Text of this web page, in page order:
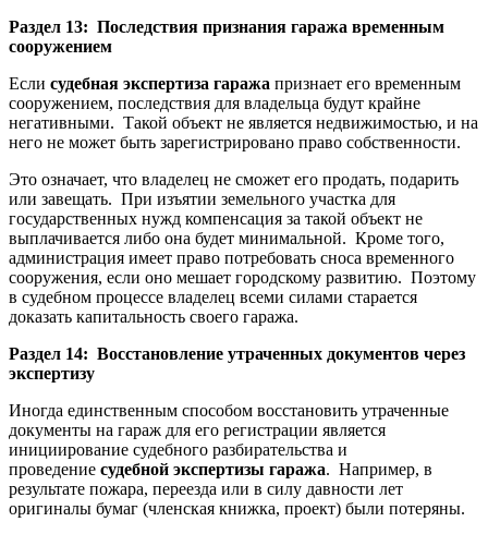
Раздел 13: Последствия признания гаража временным
сооружением
Если судебная экспертиза гаража признает его временным
сооружением, последствия для владельца будут крайне
негативными. Такой объект не является недвижимостью, и на
него не может быть зарегистрировано право собственности.
Это означает, что владелец не сможет его продать, подарить
или завещать. При изъятии земельного участка для
государственных нужд компенсация за такой объект не
выплачивается либо она будет минимальной. Кроме того,
администрация имеет право потребовать сноса временного
сооружения, если оно мешает городскому развитию. Поэтому
в судебном процессе владелец всеми силами старается
доказать капитальность своего гаража.
Раздел 14: Восстановление утраченных документов через
экспертизу
Иногда единственным способом восстановить утраченные
документы на гараж для его регистрации является
инициирование судебного разбирательства и
проведение судебной экспертизы гаража. Например, в
результате пожара, переезда или в силу давности лет
оригиналы бумаг (членская книжка, проект) были потеряны.